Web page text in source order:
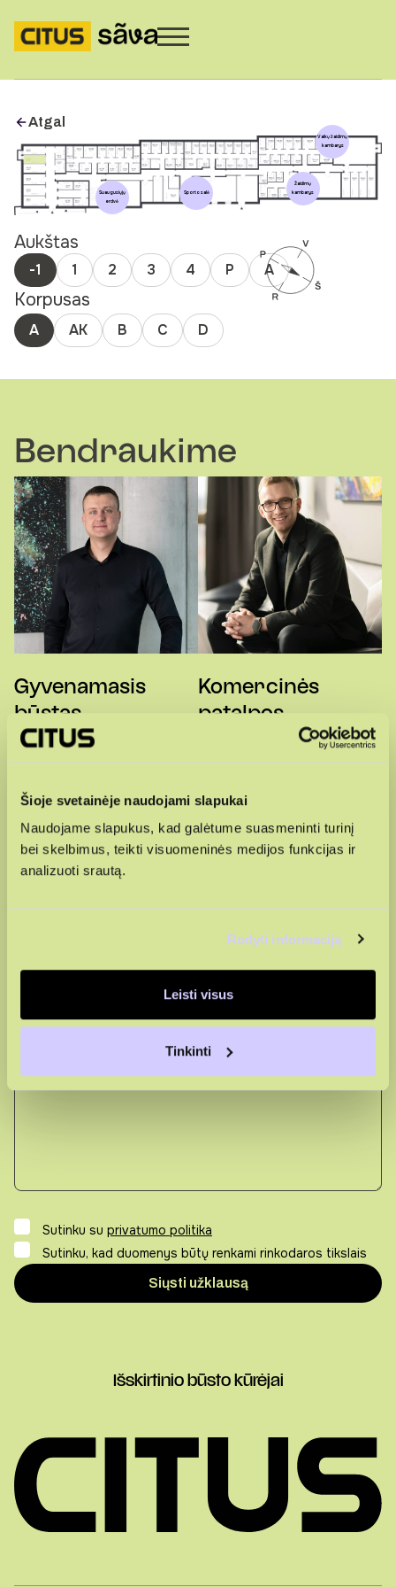
Šioje svetainėje naudojami slapukai
Naudojame slapukus, kad galėtume suasmeninti turinį
bei skelbimus, teikti visuomeninės medijos funkcijas ir
analizuoti srautą.
Rodyti informaciją
Leisti visus
Tinkinti
Atgal
Suaugusiųjų
erdvė
Sporto salė
Žaidimų
kambarys
Vaikų žaidimų
kambarys
Aukštas
-1 1 2 3 4 P A
Korpusas
A AK B C D
Bendraukime
Gyvenamasis
būstas
Komercinės
patalpos
Sutinku su privatumo politika
Sutinku, kad duomenys būtų renkami rinkodaros tikslais
Išskirtinio būsto kūrėjai